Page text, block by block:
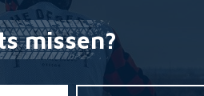
missen?